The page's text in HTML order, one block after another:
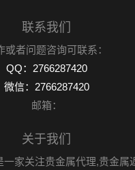
联系我们
或者问题咨询可联系：
QQ：2766287420
微信：2766287420
邮箱：
关于我们
一家关注贵金属代理,贵金属